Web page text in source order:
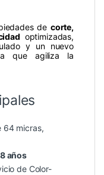
de corte,
optimizadas,
y un nuevo
que agiliza la
64 micras,
8 años
de Color-